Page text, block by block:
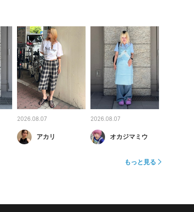
2026.08.07
アカリ
2026.08.07
オカジマミウ
もっと見る